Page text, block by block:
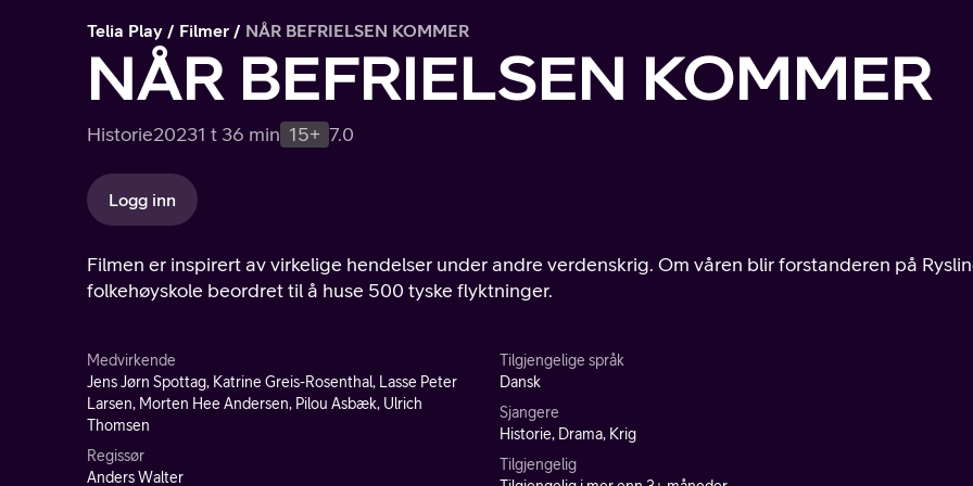
Telia Play Filmer NÅR BEFRIELSEN KOMMER
NÅR BEFRIELSEN KOMMER
Historie20231 t 36 min 15+ 7.0
Logg inn
Filmen er inspirert av virkelige hendelser under andre verdenskrig. Om våren blir forstanderen på
folkehøyskole beordret til å huse 500 tyske flyktninger.
Medvirkende
Jens Jørn Spottag, Katrine Greis-Rosenthal, Lasse Peter
Larsen, Morten Hee Andersen, Pilou Asbæk, Ulrich
Thomsen
Regissør
Anders Walter
Tilgjengelige språk
Dansk
Sjangere
Historie, Drama, Krig
Tilgjengelig